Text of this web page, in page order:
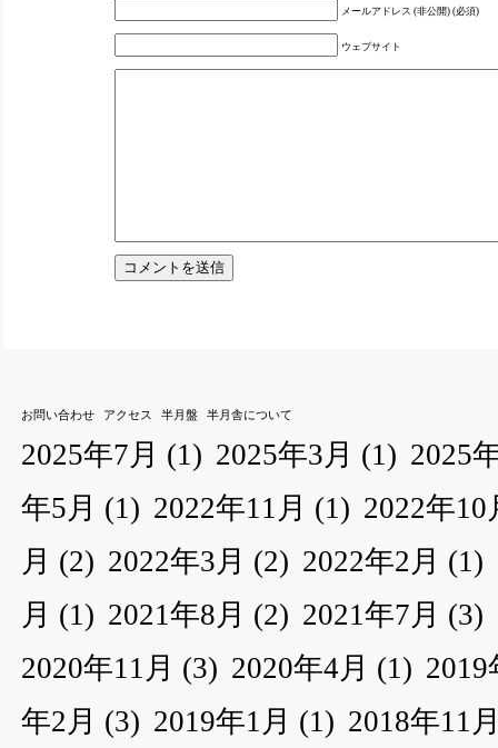
メールアドレス (非公開) (必須)
ウェブサイト
お問い合わせ アクセス 半月盤 半月舎について
2025年7月 (1) 2025年3月 (1) 2025
年5月 (1) 2022年11月 (1) 2022年10
月 (2) 2022年3月 (2) 2022年2月 (1)
月 (1) 2021年8月 (2) 2021年7月 (3)
2020年11月 (3) 2020年4月 (1) 2019
年2月 (3) 2019年1月 (1) 2018年11